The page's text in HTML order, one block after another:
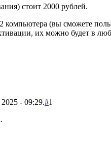
стоит 2000 рублей.
компьютера (вы сможете
их можно будет в
- 09:29.#1